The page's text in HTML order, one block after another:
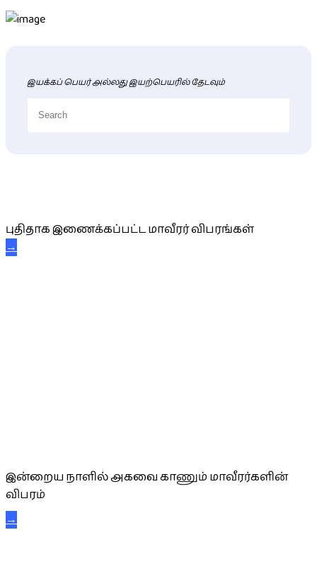
இயக்கப் பெயர் அல்லது இயற்பெயரில் தேடவும்
புதிதாக இணைக்கப்பட்ட மாவீரர் விபரங்கள்
→
இன்றைய நாளில் அகவை காணும் மாவீரர்களின்
விபரம்
→